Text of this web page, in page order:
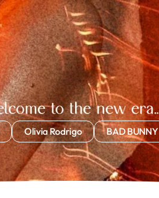
Olivia Rodrigo BAD BUNNY